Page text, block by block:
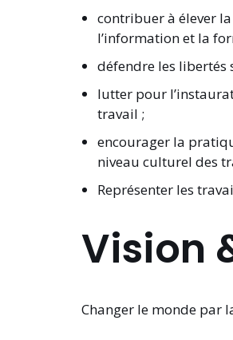
contribuer à élever
l’information et la
défendre les libertés
lutter pour
travail ;
encourager la
niveau culturel des
Représenter les
Vision
Changer le monde par